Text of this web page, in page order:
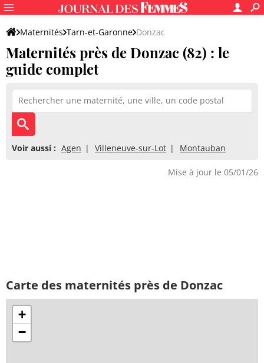
Maternités Tarn-et-Garonne Donzac
Maternités près de Donzac (82) : le
guide complet
Voir aussi : Agen Villeneuve-sur-Lot Montauban
Mise à jour le 05/01/26
Carte des maternités près de Donzac
+
−